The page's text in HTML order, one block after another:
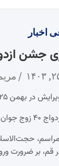
اخبار
۴۰ زوج جوان
در بهمن ۲۵, ۱۴۰۳ توسط
در حسینیه بنی فاطمه این شهر برگزار شد.
قم، بر ضرورت